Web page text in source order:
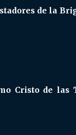
de la
Cristo de las